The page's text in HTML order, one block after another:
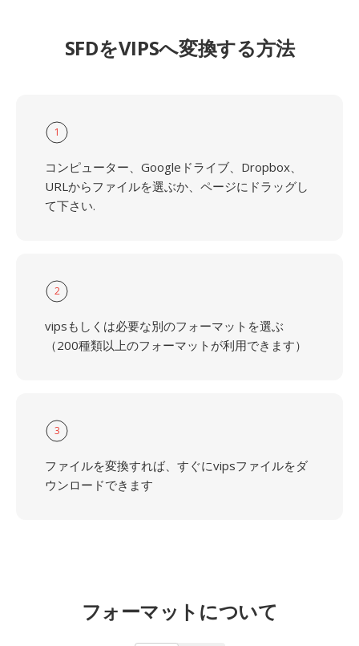
SFDをVIPSへ変換する方法
1
コンピューター、Googleドライブ、Dropbox、
URLからファイルを選ぶか、ページにドラッグし
て下さい.
2
vipsもしくは必要な別のフォーマットを選ぶ
（200種類以上のフォーマットが利用できます）
3
ファイルを変換すれば、すぐにvipsファイルをダ
ウンロードできます
フォーマットについて